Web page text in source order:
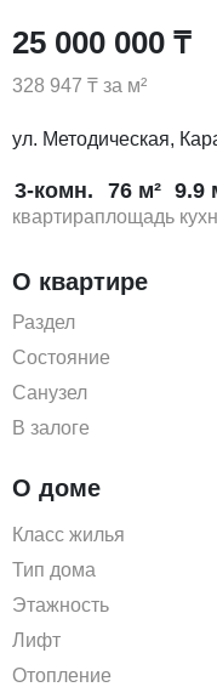
25 000 000 ₸
328 947 ₸ за м²
ул. Методическая,
3-комн.
квартира
76 м²
площадь
9.9
О квартире
Раздел
Состояние
Санузел
В залоге
О доме
Класс жилья
Тип дома
Этажность
Лифт
Отопление